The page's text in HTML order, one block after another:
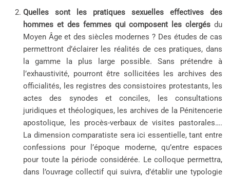
Quelles sont les pratiques sexuelles effectives des
hommes et des femmes qui composent les clergés du
Moyen Âge et des siècles modernes ? Des études de cas
permettront d’éclairer les réalités de ces pratiques, dans
la gamme la plus large possible. Sans prétendre à
l’exhaustivité, pourront être sollicitées les archives des
officialités, les registres des consistoires protestants, les
actes des synodes et conciles, les consultations
juridiques et théologiques, les archives de la Pénitencerie
apostolique, les procès-verbaux de visites pastorales….
La dimension comparatiste sera ici essentielle, tant entre
confessions pour l’époque moderne, qu’entre espaces
pour toute la période considérée. Le colloque permettra,
dans l’ouvrage collectif qui suivra, d’établir une typologie